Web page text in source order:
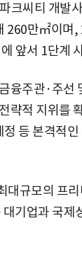
크씨티 개발
260만㎡이며
앞서 1단계
융주관·주선
략적 지위를
등 본격적
대규모의 프
기업과 국제